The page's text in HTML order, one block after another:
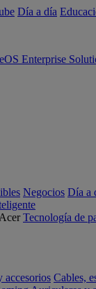
Día a día
Enterprise
Negocios Día a
Tecnología de
accesorios Cables,